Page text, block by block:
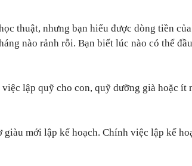
thuật, nhưng bạn hiểu được dòng tiền
nào rảnh rỗi. Bạn biết lúc nào có thể
lập quỹ cho con, quỹ dưỡng già hoặc ít
mới lập kế hoạch. Chính việc lập kế